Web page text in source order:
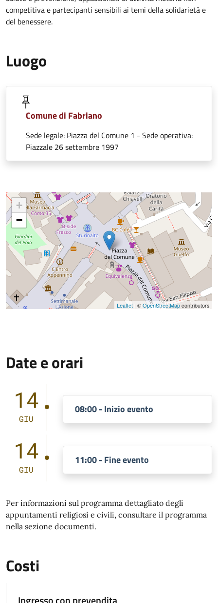
competitiva e partecipanti sensibili ai temi della solidarietà e
del benessere.
Luogo
Comune di Fabriano
Sede legale: Piazza del Comune 1 - Sede operativa:
Piazzale 26 settembre 1997
+
−
Leaflet | ©OpenStreetMapcontributors
Date e orari
14
GIU
08:00 - Inizio evento
14
GIU
11:00 - Fine evento
Per informazioni sul programma dettagliato degli
appuntamenti religiosi e civili, consultare il programma
nella sezione documenti.
Costi